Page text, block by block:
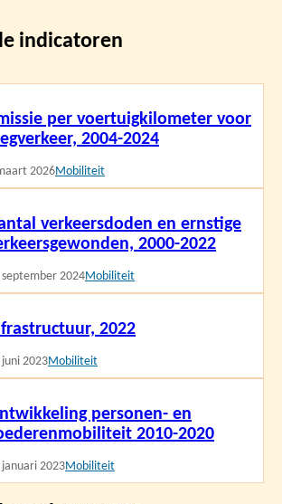
indicatoren
per voertuigkilometer voor
2004-2024
2026Mobiliteit
verkeersdoden en ernstige
2000-2022
september 2024Mobiliteit
2022
2023Mobiliteit
personen- en
2010-2020
januari 2023Mobiliteit